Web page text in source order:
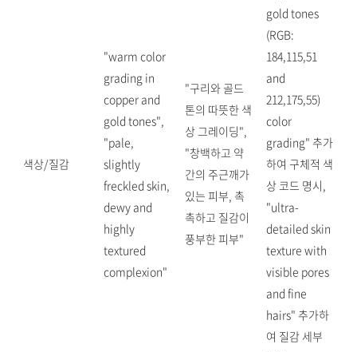
색상/질감
"warm color
grading in
copper and
gold tones",
"pale,
slightly
freckled skin,
dewy and
highly
textured
complexion"
"구리와 골드
톤의 따뜻한 색
상 그레이딩",
"창백하고 약
간의 주근깨가
있는 피부, 촉
촉하고 질감이
풍부한 피부"
gold tones
(RGB:
184,115,51
and
212,175,55)
color
grading" 추가
하여 구체적 색
상 코드 명시,
"ultra-
detailed skin
texture with
visible pores
and fine
hairs" 추가하
여 질감 세부